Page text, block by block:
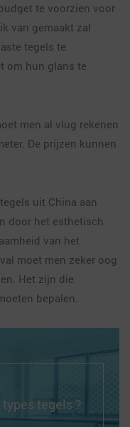
te voorzien voor
van gemaakt zal
tegels te
om hun glans te
men al vlug rekenen
De prijzen kunnen
uit China aan
door het esthetisch
van het
moet men zeker oog
Het zijn die
bepalen.
tegels ?